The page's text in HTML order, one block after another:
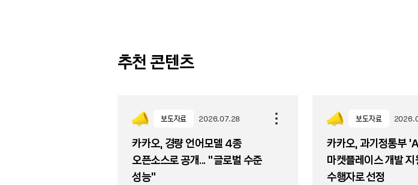
추천 콘텐츠
보도자료 2026.07.28
카카오, 경량 언어모델 4종
오픈소스로 공개... “글로벌 수준
성능”
보도자료
카카오, 과기정통부
마켓플레이스 개발 지
수행자로 선정